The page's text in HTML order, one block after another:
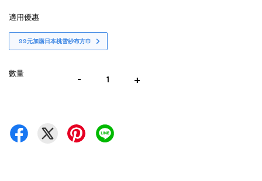
適用優惠
99元加購日本桃雪紗布方巾
數量 - +